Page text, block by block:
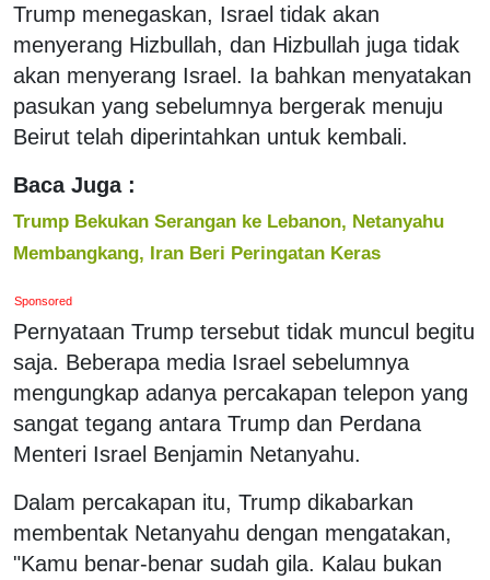
Trump menegaskan, Israel tidak akan
menyerang Hizbullah, dan Hizbullah juga tidak
akan menyerang Israel. Ia bahkan menyatakan
pasukan yang sebelumnya bergerak menuju
Beirut telah diperintahkan untuk kembali.
Baca Juga :
Trump Bekukan Serangan ke Lebanon, Netanyahu
Membangkang, Iran Beri Peringatan Keras
Sponsored
Pernyataan Trump tersebut tidak muncul begitu
saja. Beberapa media Israel sebelumnya
mengungkap adanya percakapan telepon yang
sangat tegang antara Trump dan Perdana
Menteri Israel Benjamin Netanyahu.
Dalam percakapan itu, Trump dikabarkan
membentak Netanyahu dengan mengatakan,
"Kamu benar-benar sudah gila. Kalau bukan